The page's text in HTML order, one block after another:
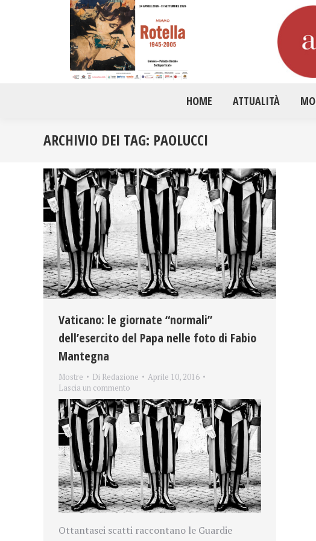
HOME ATTUALITÀ
ARCHIVIO DEI TAG: PAOLUCCI
Vaticano: le giornate “normali”
dell’esercito del Papa nelle foto di Fabio
Mantegna
Mostre Di Redazione
Aprile 10, 2016
Lascia un commento
Ottantasei scatti raccontano le Guardie